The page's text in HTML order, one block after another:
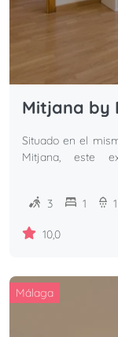
Mitjana by
Situado en el
Mitjana, este
3 1 1
10,0
Málaga